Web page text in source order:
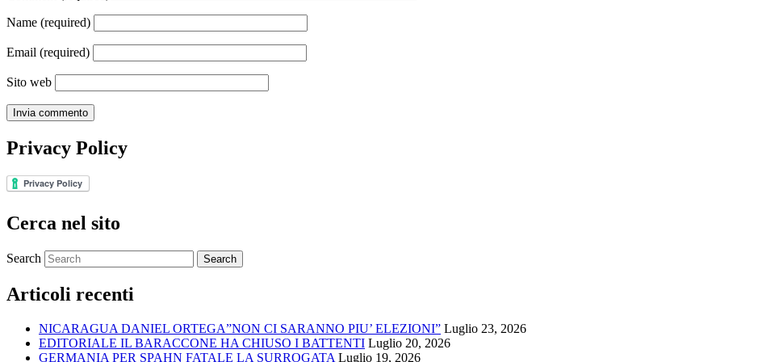
Name (required)
Email (required)
Sito web
Privacy Policy
Cerca nel sito
Search
Articoli recenti
NICARAGUA DANIEL ORTEGA”NON CI SARANNO PIU’ ELEZIONI” Luglio 23, 2026
EDITORIALE IL BARACCONE HA CHIUSO I BATTENTI Luglio 20, 2026
GERMANIA PER SPAHN FATALE LA SURROGATA Luglio 19, 2026